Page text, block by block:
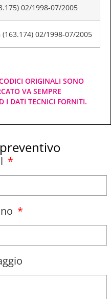
02/1998-07/2005
(163.174) 02/1998-07/2005
ORIGINALI SONO
VA SEMPRE
I DATI TECNICI FORNITI.